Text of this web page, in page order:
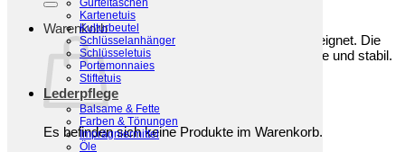
Warenkorb
Es befinden sich keine Produkte im Warenkorb.
Gürteltaschen
Kartenetuis
Kulturbeutel
Schlüsselanhänger
Schlüsseletuis
Portemonnaies
Stiftetuis
Lederpflege
Balsame & Fette
Farben & Tönungen
Imprägniermittel
Öle
Zusätzliche Information
Diese D-Ringe sind sind für 16 mm breite Riemen geeignet. Die
Halbringe haben eine Stärke von 3 mm. Sie sind solide und stabil.
Das Grundmaterial der D-Ringe ist Eisen.
Maße 1,6 cm
Farbe Altmessing, Gold, Silber